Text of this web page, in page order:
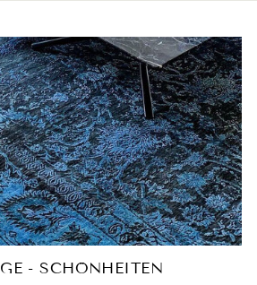
- SCHÖNHEITEN